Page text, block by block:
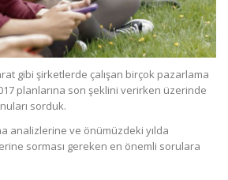
gibi şirketlerde çalışan birçok pazarlama
planlarına son şeklini verirken üzerinde
sorduk.
analizlerine ve önümüzdeki yılda
sorması gereken en önemli sorulara